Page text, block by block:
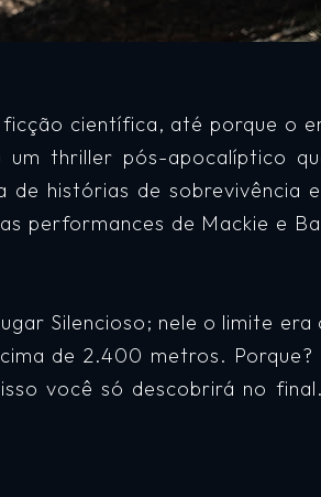
científica, até porque o
thriller pós-apocalíptico
histórias de sobrevivência
performances de Mackie e
Silencioso; nele o limite era
de 2.400 metros.
você só descobrirá no